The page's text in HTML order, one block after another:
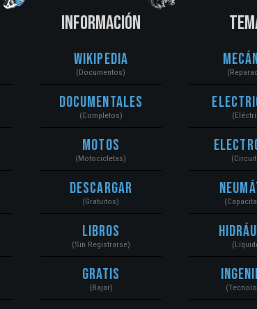
INFORMACIÓN
Wikipedia
(Documentos)
Documentales
(Completos)
Motos
(Motocicletas)
Descargar
(Gratuitos)
Libros
(Sin Registrarse)
Gratis
(Bajar)